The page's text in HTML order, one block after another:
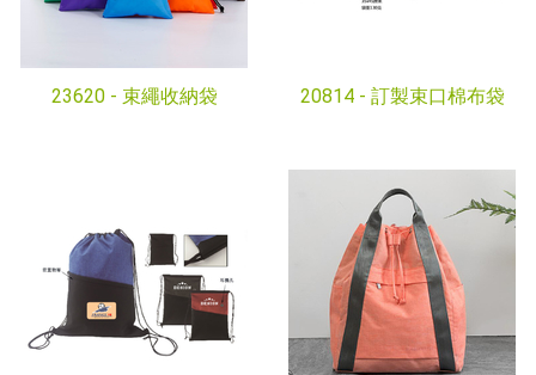
23620 - 束繩收納袋 20814 - 訂製束口棉布袋